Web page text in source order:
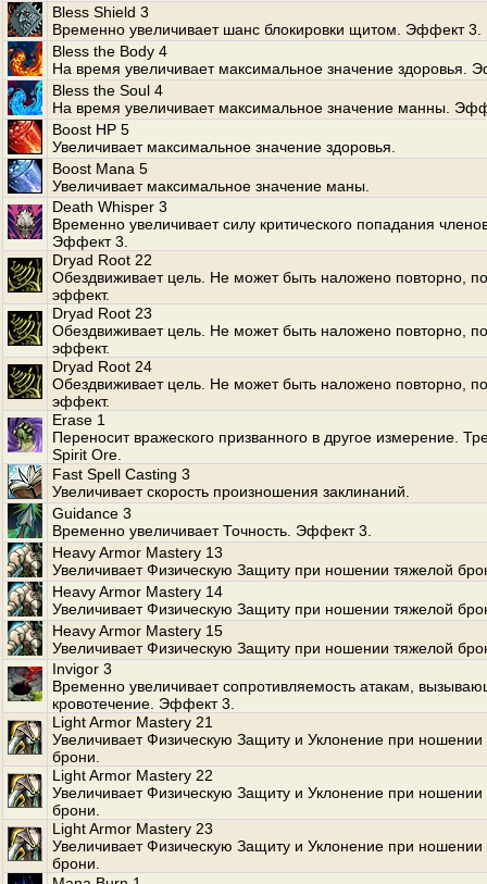
Bless Shield 3
Временно увеличивает шанс блокировки щитом. Эффект 3.
Bless the Body 4
На время увеличивает максимальное значение здоровья.
Bless the Soul 4
На время увеличивает максимальное значение манны.
Boost HP 5
Увеличивает максимальное значение здоровья.
Boost Mana 5
Увеличивает максимальное значение маны.
Death Whisper 3
Временно увеличивает силу критического попадания
Эффект 3.
Dryad Root 22
Обездвиживает цель. Не может быть наложено повторно,
эффект.
Dryad Root 23
Обездвиживает цель. Не может быть наложено повторно,
эффект.
Dryad Root 24
Обездвиживает цель. Не может быть наложено повторно,
эффект.
Erase 1
Переносит вражеского призванного в другое измерение.
Spirit Ore.
Fast Spell Casting 3
Увеличивает скорость произношения заклинаний.
Guidance 3
Временно увеличивает Точность. Эффект 3.
Heavy Armor Mastery 13
Увеличивает Физическую Защиту при ношении тяжелой
Heavy Armor Mastery 14
Увеличивает Физическую Защиту при ношении тяжелой
Heavy Armor Mastery 15
Увеличивает Физическую Защиту при ношении тяжелой
Invigor 3
Временно увеличивает сопротивляемость атакам,
кровотечение. Эффект 3.
Light Armor Mastery 21
Увеличивает Физическую Защиту и Уклонение при ношении
брони.
Light Armor Mastery 22
Увеличивает Физическую Защиту и Уклонение при ношении
брони.
Light Armor Mastery 23
Увеличивает Физическую Защиту и Уклонение при ношении
брони.